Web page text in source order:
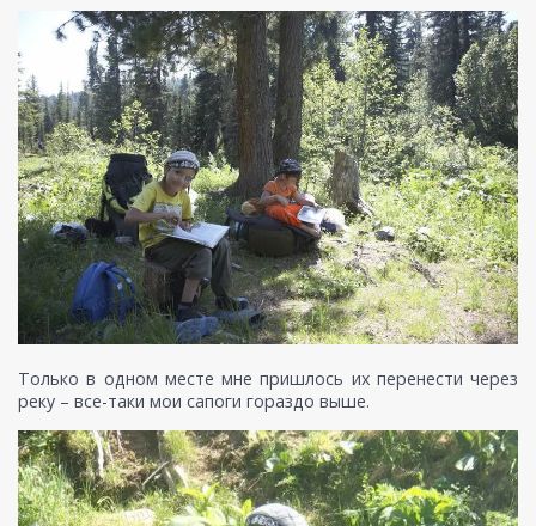
Только в одном месте мне пришлось их перенести через
реку – все-таки мои сапоги гораздо выше.